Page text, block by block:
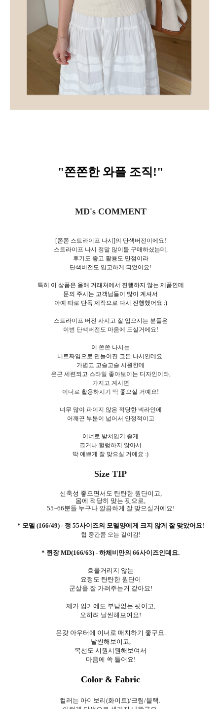
"쫀쫀한 와플 조직!"
MD's COMMENT
[쫀쫀 스트라이프 나시]의 단색버전이에요!
스트라이프 나시 정말 많이들 구매하셨는데,
후기도 좋고 활용도 만점이라
단색버전도 입고하게 되었어요!
특히 이 상품은 올해 거래처에서 진행하지 않는 제품인데
문의 주시는 고객님들이 많이 계셔서
아예 따로 단독 제작으로 다시 진행했어요 :)
스트라이프 버전 사시고 잘 입으시는 분들은
이번 단색버전도 마음에 드실거에요!
이 쫀쫀 나시는
니트짜임으로 만들어진 코튼 나시인데요.
가볍고 고슬고슬 시원한데
은근 세련되고 스타일 좋아보이는 디자인이라,
가지고 계시면
이너로 활용하시기 딱 좋으실 거예요!
너무 많이 파이지 않은 적당한 넥라인에
어깨끈 부분이 넓어서 안정적이고
이너로 받쳐입기 좋게
크거나 헐렁하지 않아서
딱 예쁘게 잘 맞으실 거예요 :)
Size TIP
신축성 좋으면서도 탄탄한 원단이고,
몸에 적당히 맞는 핏으로,
55~66분들 누구나 깔끔하게 잘 맞으실거에요!
* 모델 (166/49) - 정 55사이즈의 모델양에게 크지 않게 잘 맞았어요!
힙 중간쯤 오는 길이감!
* 쥔장 MD(166/63) - 하체비만의 66사이즈인데요.
흐물거리지 않는
요정도 탄탄한 원단이
군살을 잘 가려주는거 같아요!
제가 입기에도 부담없는 핏이고,
오히려 날씬해보여요!
온갖 아우터에 이너로 매치하기 좋구요.
날씬해보이고,
목선도 시원시원해보여서
마음에 쏙 들어요!
Color & Fabric
컬러는 아이보리(화이트)/크림/블랙.